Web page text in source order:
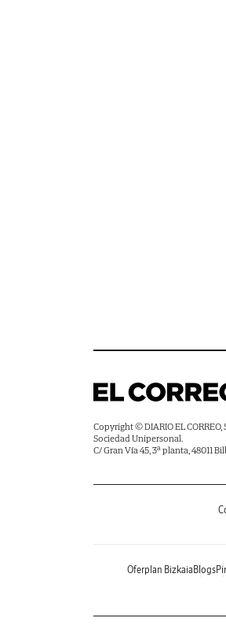
Copyright © DIARIO EL CORREO,
Sociedad Unipersonal.
C/ Gran Vía 45, 3ª planta, 48011
Oferplan Bizkaia Blogs